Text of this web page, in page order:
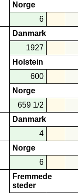
Norge
6
Danmark
1927
Holstein
600
Norge
659 1/2
Danmark
4
Norge
6
Fremmede
steder